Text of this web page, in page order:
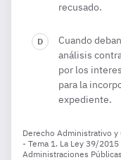
recusado.
Cuando
análisis
por los
para la
expediente.
Derecho Administrativo
- Tema 1. La Ley 39/
Administraciones Públicas